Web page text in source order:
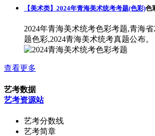
【美术类】2024年青海美术统考考题(色彩)色
2024年青海美术统考色彩考题,青海
题色彩,2024青海美术统考真题公布。
查看更多
艺考数据
艺考资源站
艺考分数线
艺考简章